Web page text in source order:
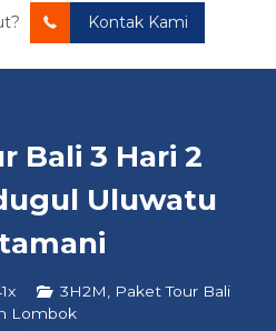
Kontak Kami
Bali 3 Hari 2
Uluwatu
3H2M, Paket Tour Bali
Lombok